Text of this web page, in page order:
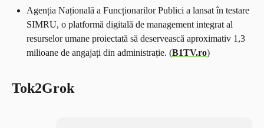
Agenția Națională a Funcționarilor Publici a lansat în testare
SIMRU, o platformă digitală de management integrat al
resurselor umane proiectată să deservească aproximativ 1,3
milioane de angajați din administrație. (B1TV.ro)
Tok2Grok